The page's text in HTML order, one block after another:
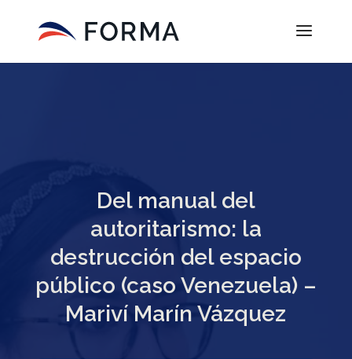
Del manual del
autoritarismo: la
destrucción del espacio
público (caso Venezuela) –
Mariví Marín Vázquez